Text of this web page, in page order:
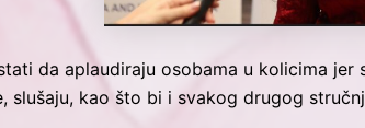
da aplaudiraju osobama u kolicima jer
slušaju, kao što bi i svakog drugog